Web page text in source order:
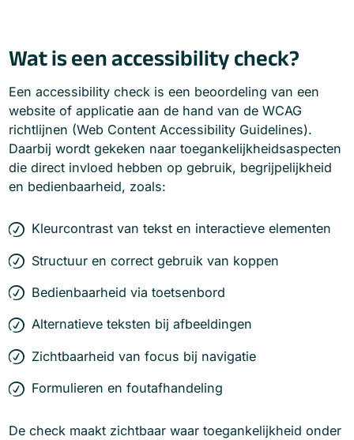
Wat is een accessibility check?
Een accessibility check is een beoordeling van een
website of applicatie aan de hand van de WCAG
richtlijnen (Web Content Accessibility Guidelines).
Daarbij wordt gekeken naar toegankelijkheidsaspecten
die direct invloed hebben op gebruik, begrijpelijkheid
en bedienbaarheid, zoals:
Kleurcontrast van tekst en interactieve elementen
Structuur en correct gebruik van koppen
Bedienbaarheid via toetsenbord
Alternatieve teksten bij afbeeldingen
Zichtbaarheid van focus bij navigatie
Formulieren en foutafhandeling
De check maakt zichtbaar waar toegankelijkheid onder